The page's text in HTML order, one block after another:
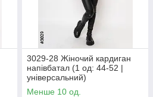
3029-28 Жіночий кардиган
напівбатал (1 од: 44-52 |
універсальний)
Менше 10 од.